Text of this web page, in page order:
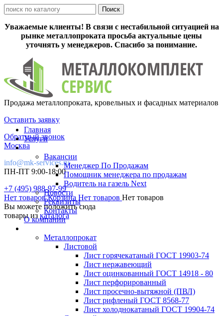
Уважаемые клиенты! В связи с нестабильной ситуацией на
рынке металлопроката просьба актуальные цены
уточнять у менеджеров. Спасибо за понимание.
Продажа металлопроката, кровельных и фасадных материалов
Оставить заявку
Обратный звонок
Москва
info@mk-services.ru
ПН-ПТ 9:00-18:00
+7 (495) 988-97-99
Нет товаровКорзина Нет товаров Нет товаров
Вы можете положить сюда
товары из каталога
Главная
Услуги
Вакансии
Менеджер По Продажам
Помощник менеджера по продажам
Водитель на газель Next
Новости
Реквизиты
Контакты
О компании
Металлопрокат
Листовой
Лист горячекатаный ГОСТ 19903-74
Лист нержавеющий
Лист оцинкованный ГОСТ 14918 - 80
Лист перфорированный
Лист просечно-вытяжной (ПВЛ)
Лист рифленый ГОСТ 8568-77
Лист холоднокатаный ГОСТ 19904-74